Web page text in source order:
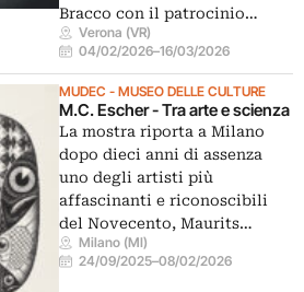
Bracco con il patrocinio…
Verona (VR)
04/02/2026–16/03/2026
MUDEC - MUSEO DELLE CULTURE
M.C. Escher - Tra arte e scienza
La mostra riporta a Milano
dopo dieci anni di assenza
uno degli artisti più
affascinanti e riconoscibili
del Novecento, Maurits…
Milano (MI)
24/09/2025–08/02/2026